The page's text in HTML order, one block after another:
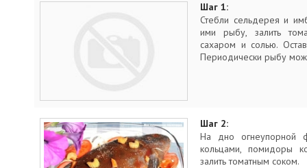
Шаг 1:
Стебли сельдерея и
ими рыбу, залить
сахаром и солью.
Периодически рыбу
Шаг 2:
На дно огнеупорной
кольцами, помидоры
залить томатным соком.